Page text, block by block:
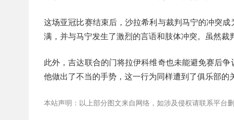
这场亚冠比赛结束后，沙拉希利与裁判马宁的冲突
满，并与马宁发生了激烈的言语和肢体冲突。虽然裁
此外，吉达联合的门将拉伊科维奇也未能避免赛后
他做出了不当的手势，这一行为同样遭到了俱乐部的
本站声明：以上部分图文来自网络，如涉及侵权请联系平台